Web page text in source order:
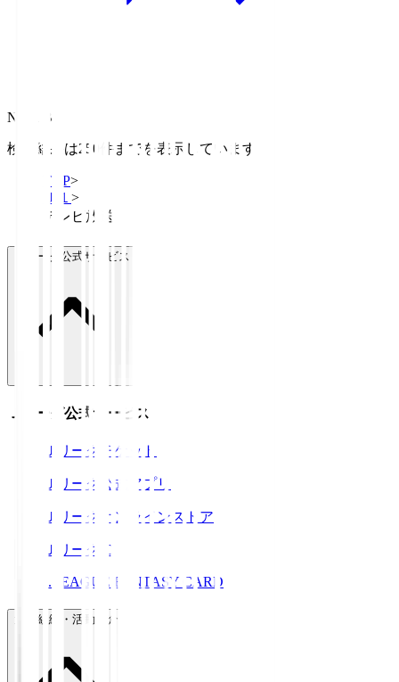
NHK BS
検索結果は250件までを表示しています
TOP>
Ｊ１ >
テレビ放送
Ｊリーグ公式サービス
Ｊリーグ公式サービス
Ｊリーグチケット
Ｊリーグ公式アプリ
Ｊリーグオンラインストア
ＪリーグID
J.LEAGUE FANTASY CARD
運営組織・活動紹介